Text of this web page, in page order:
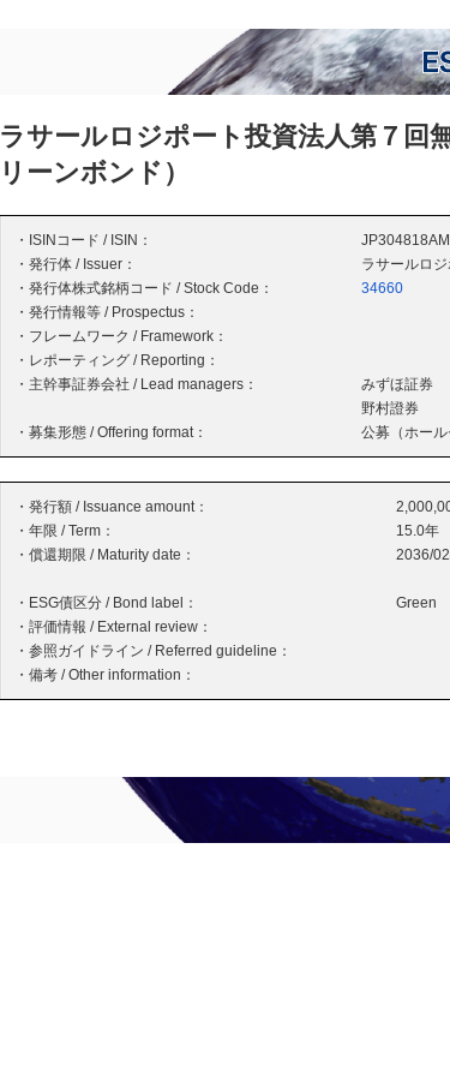
ラサールロジポート投資法人第７回
リーンボンド）
・ISINコード / ISIN：
・発行体 / Issuer：
ラサールロ
・発行体株式銘柄コード / Stock Code：
34660
・発行情報等 / Prospectus：
・フレームワーク / Framework：
・レポーティング / Reporting：
・主幹事証券会社 / Lead managers：
みずほ証券
野村證券
・募集形態 / Offering format：
公募（ホール
・発行額 / Issuance amount：
・年限 / Term：
15.0年
・償還期限 / Maturity date：
2036/
・ESG債区分 / Bond label： Green
・評価情報 / External review：
・参照ガイドライン / Referred guideline：
・備考 / Other information：